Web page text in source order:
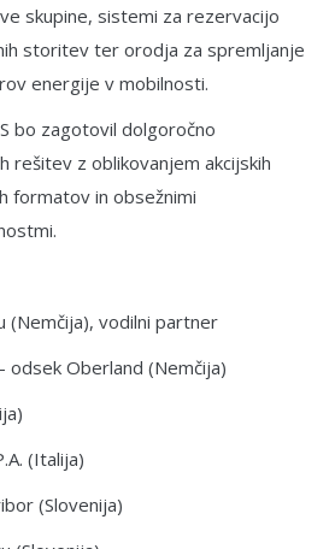
skupine, sistemi za rezervacijo
storitev ter orodja za spremljanje
energije v mobilnosti.
bo zagotovil dolgoročno
rešitev z oblikovanjem akcijskih
formatov in obsežnimi
(Nemčija), vodilni partner
odsek Oberland (Nemčija)
(Italija)
(Slovenija)